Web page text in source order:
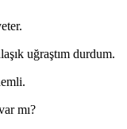
uğraştım durdum.
mı?